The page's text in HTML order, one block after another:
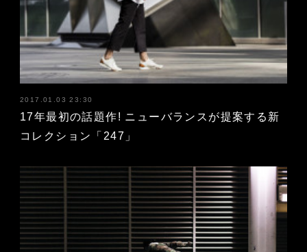
2017.01.03 23:30
17年最初の話題作! ニューバランスが提案する新
コレクション「247」